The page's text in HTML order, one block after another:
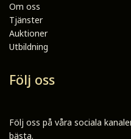
Om oss
Tjänster
Auktioner
Utbildning
Följ oss
Följ oss på våra sociala
bästa.